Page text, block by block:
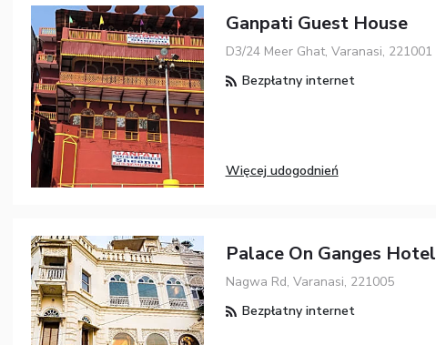
Ganpati Guest House
D3/24 Meer Ghat, Varanasi, 221001
Bezpłatny internet
Więcej udogodnień
Palace On Ganges Hotel
Nagwa Rd, Varanasi, 221005
Bezpłatny internet